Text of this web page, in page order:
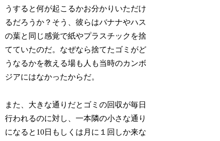
うすると何が起こるかお分かりいただけ
るだろうか？そう、彼らはバナナやハス
の葉と同じ感覚で紙やプラスチックを捨
てていたのだ。なぜなら捨てたゴミがど
うなるかを教える場も人も当時のカンボ
ジアにはなかったからだ。
また、大きな通りだとゴミの回収が毎日
行われるのに対し、一本隣の小さな通り
になると10日もしくは月に１回しか来な